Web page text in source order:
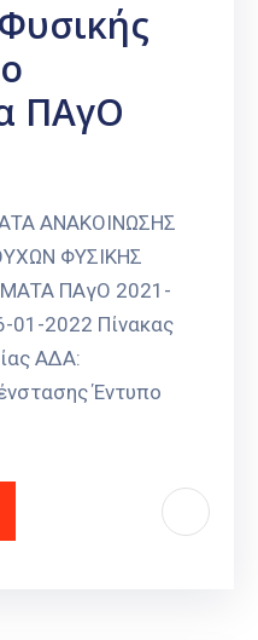
ΠΑγΟ
ΑΝΑΚΟΙΝΩΣΗΣ
ΦΥΣΙΚΗΣ
ΠΑγΟ 2021-
2022 Πίνακας
ΑΔΑ:
Έντυπο